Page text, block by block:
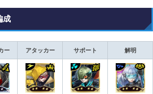
成
ー アタッカー サポート 解明